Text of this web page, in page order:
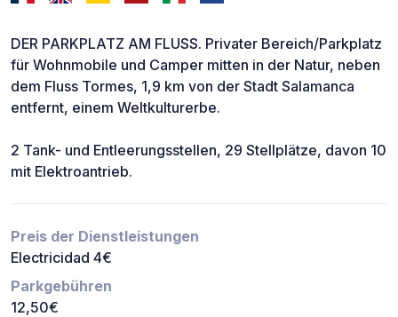
DER PARKPLATZ AM FLUSS. Privater Bereich/Parkplatz
für Wohnmobile und Camper mitten in der Natur, neben
dem Fluss Tormes, 1,9 km von der Stadt Salamanca
entfernt, einem Weltkulturerbe.
2 Tank- und Entleerungsstellen, 29 Stellplätze, davon 10
mit Elektroantrieb.
Preis der Dienstleistungen
Electricidad 4€
Parkgebühren
12,50€